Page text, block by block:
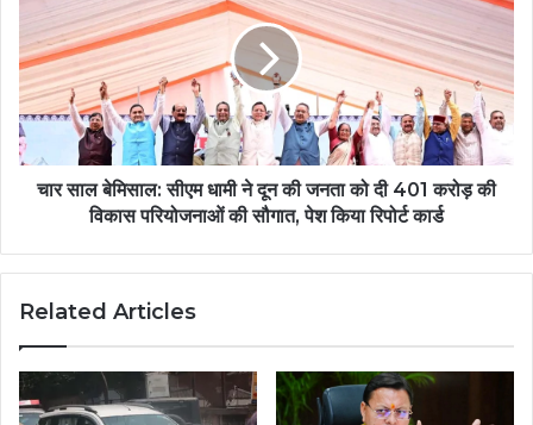
बेमिसाल:
सीएम
धामी
ने
दून
की
जनता
करोड़
विकास
सौगात,
पेश
चार साल बेमिसाल: सीएम धामी ने दून की जनता को दी 401 करोड़ की
विकास परियोजनाओं की सौगात, पेश किया रिपोर्ट कार्ड
Related Articles